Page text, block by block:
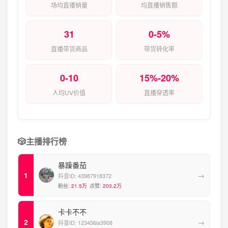
场均直播销量 均直播销售额
31
直播带货商品
0-5%
带货转化率
0-10
人均UV价值
15%-20%
直播穿透率
🎲主播排行榜
暴躁番茄
抖音ID: 43987918372
粉丝: 21.5万 点赞: 203.2万
→
卡卡不不
抖音ID: 123456la3908 →